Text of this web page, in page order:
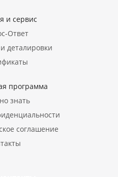
и сервис
Ответ
деталировки
программа
знать
соглашение